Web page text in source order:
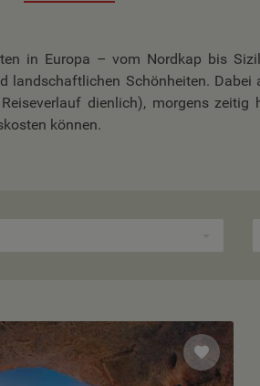
in Europa – vom Nordkap bis
landschaftlichen Schönheiten.
dienlich), morgens zeitig
können.